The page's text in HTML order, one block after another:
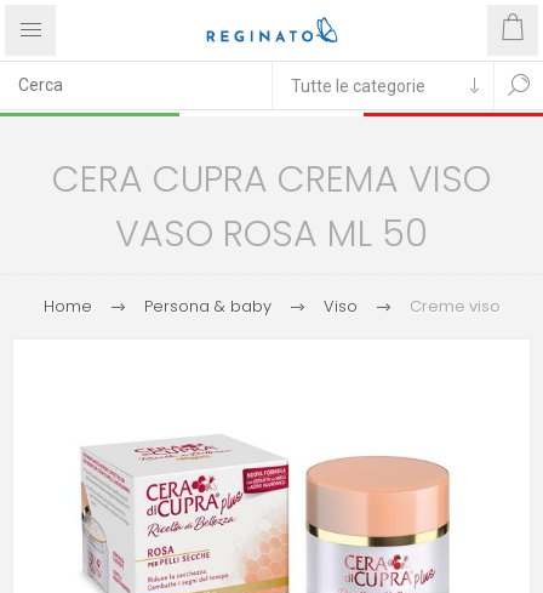
CERA CUPRA CREMA VISO
VASO ROSA ML 50
Home Persona & baby Viso Creme viso